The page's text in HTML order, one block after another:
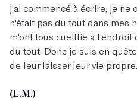
j'ai commencé à écrire, je ne
n'était pas du tout dans mes
m'ont tous cueillie à l'endroit
du tout. Donc je suis en
de leur laisser leur vie propre.
(L.M.)